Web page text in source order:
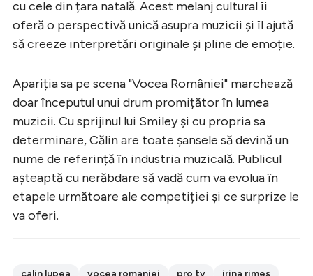
cu cele din țara natală. Acest melanj cultural îi
oferă o perspectivă unică asupra muzicii și îl ajută
să creeze interpretări originale și pline de emoție.
Apariția sa pe scena "Vocea României" marchează
doar începutul unui drum promițător în lumea
muzicii. Cu sprijinul lui Smiley și cu propria sa
determinare, Călin are toate șansele să devină un
nume de referință în industria muzicală. Publicul
așteaptă cu nerăbdare să vadă cum va evolua în
etapele următoare ale competiției și ce surprize le
va oferi.
calin lupea vocea romaniei pro tv irina rimes